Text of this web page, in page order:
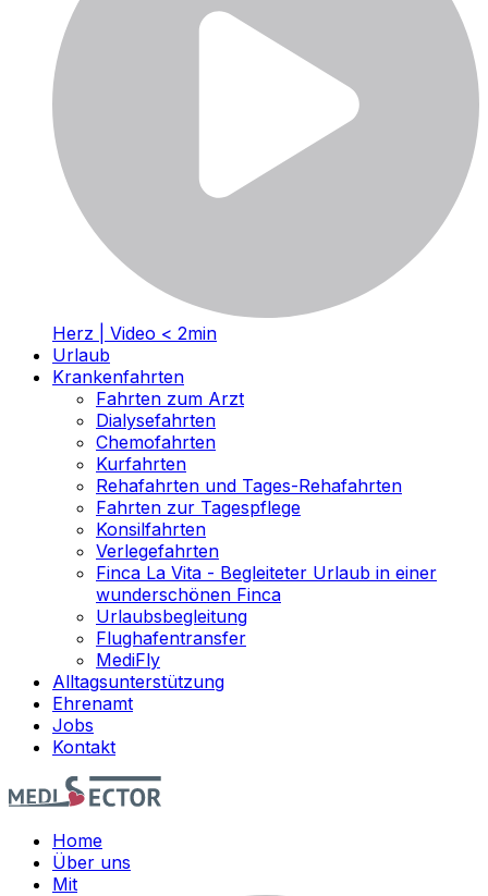
Herz | Video < 2min
Urlaub
Krankenfahrten
Fahrten zum Arzt
Dialysefahrten
Chemofahrten
Kurfahrten
Rehafahrten und Tages-Rehafahrten
Fahrten zur Tagespflege
Konsilfahrten
Verlegefahrten
Finca La Vita - Begleiteter Urlaub in einer
wunderschönen Finca
Urlaubsbegleitung
Flughafentransfer
MediFly
Alltagsunterstützung
Ehrenamt
Jobs
Kontakt
Home
Über uns
Mit